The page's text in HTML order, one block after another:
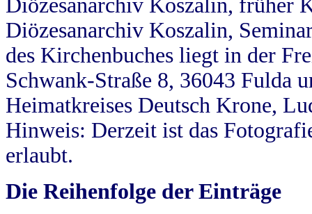
Diözesanarchiv Koszalin, früher
Diözesanarchiv Koszalin,
des Kirchenbuches liegt in der
Schwank-Straße 8, 36043 Fulda
Heimatkreises Deutsch Krone,
Hinweis: Derzeit ist das
erlaubt.
Die Reihenfolge der Einträge